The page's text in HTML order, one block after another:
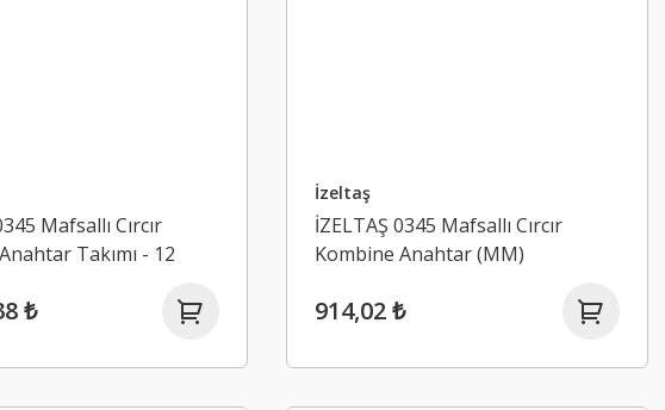
Mafsallı Cırcır
Takımı - 12
₺
İzeltaş
İZELTAŞ 0345 Mafsallı Cırcır
Kombine Anahtar (MM)
914,02 ₺